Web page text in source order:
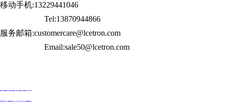
移动手机:13229441046
Tel:13870944866
服务邮箱:customercare@lcetron.com
Email:sale50@lcetron.com